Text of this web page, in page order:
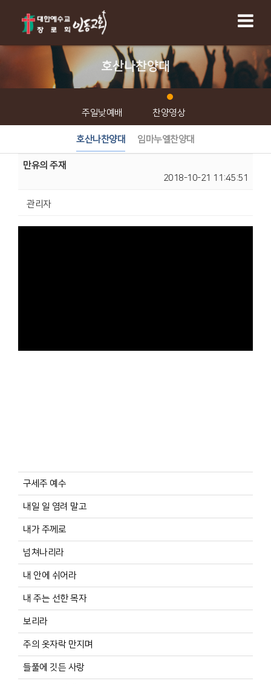
호산나찬양대
주일낮예배 찬양영상
호산나찬양대 임마누엘찬양대
만유의 주재
2018-10-21 11:45:51
관리자
구세주 예수
내일 일 염려 말고
내가 주께로
넘쳐나리라
내 안에 쉬어라
내 주는 선한 목자
보리라
주의 옷자락 만지며
들풀에 깃든 사랑